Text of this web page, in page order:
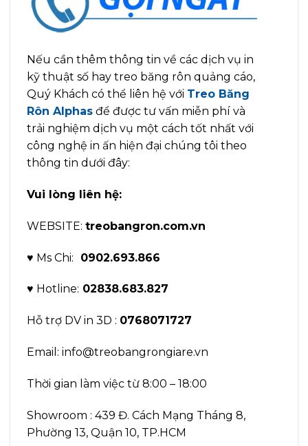
Nếu cần thêm thông tin về các dịch vụ in
kỹ thuật số hay treo băng rôn quảng cáo,
Quý Khách có thể liên hệ với Treo Băng
Rôn Alphas để được tư vấn miễn phí và
trải nghiệm dịch vụ một cách tốt nhất với
công nghệ in ấn hiện đại chúng tôi theo
thông tin dưới đây:
Vui lòng liên hệ:
WEBSITE: treobangron.com.vn
♥ Ms Chi: 0902.693.866
♥ Hotline: 02838.683.827
Hỗ trợ DV in 3D : 0768071727
Email: info@treobangrongiare.vn
Thời gian làm việc từ 8:00 – 18:00
Showroom : 439 Đ. Cách Mạng Tháng 8,
Phường 13, Quận 10, TP.HCM